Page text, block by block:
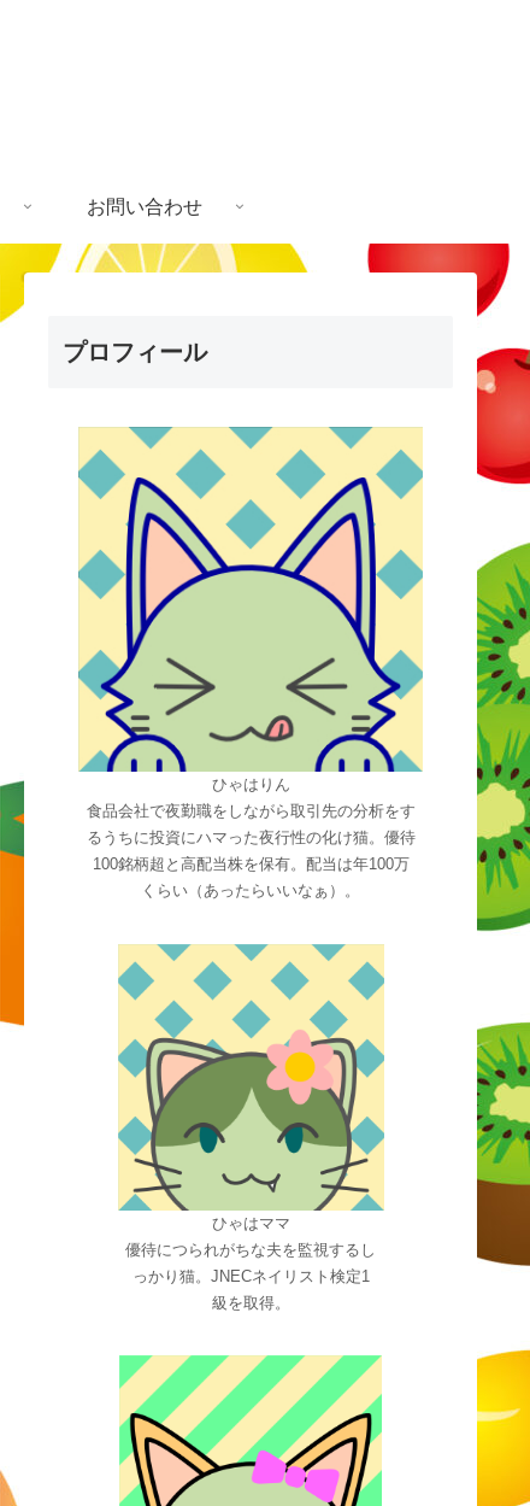
お問い合わせ
プロフィール
ひゃはりん
食品会社で夜勤職をしながら取引先の分析をす
るうちに投資にハマった夜行性の化け猫。優待
100銘柄超と高配当株を保有。配当は年100万
くらい（あったらいいなぁ）。
ひゃはママ
優待につられがちな夫を監視するし
っかり猫。JNECネイリスト検定1
級を取得。